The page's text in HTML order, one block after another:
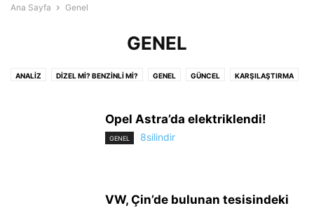
Ana Sayfa Genel
GENEL
ANALİZ DİZEL Mİ? BENZİNLİ Mİ? GENEL GÜNCEL KARŞILAŞTIRMA
Opel Astra’da elektriklendi!
GENEL 8silindir
VW, Çin’de bulunan tesisindeki